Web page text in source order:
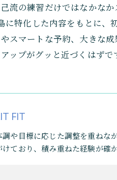
流の練習だけではなかな
に特化した内容をもとに
スマートな予約、大きな
ップがグッと近づくはずで
FIT
調や目標に応じた調整を重ねな
けており、積み重ねた経験が確